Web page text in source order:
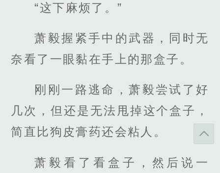
“这下麻烦了。”
萧毅握紧手中的武器，同时无
奈看了一眼黏在手上的那盒子。
刚刚一路逃命，萧毅尝试了好
几次，但还是无法甩掉这个盒子，
简直比狗皮膏药还会粘人。
萧毅看了看盒子，然后说一